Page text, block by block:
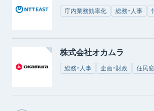
庁内業務効率化 総務・人事
株式会社オカムラ
総務・人事 企画・財政 住民